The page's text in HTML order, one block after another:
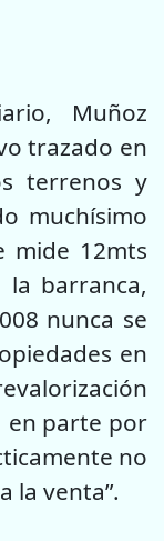
Muñoz
trazado en
terrenos y
muchísimo
mide 12mts
barranca,
nunca se
en
en parte por
no
la venta”.